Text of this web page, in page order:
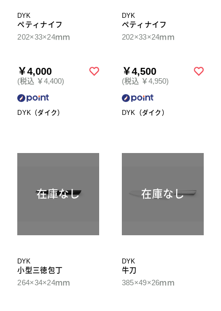
DYK
ペティナイフ
202×33×24ｍｍ
￥4,000
(税込 ￥4,400)
DYK（ダイク）
DYK
ペティナイフ
202×33×24ｍｍ
￥4,500
(税込 ￥4,950)
DYK（ダイク）
在庫なし
DYK
小型三徳包丁
264×34×24ｍｍ
在庫なし
DYK
牛刀
385×49×26ｍｍ